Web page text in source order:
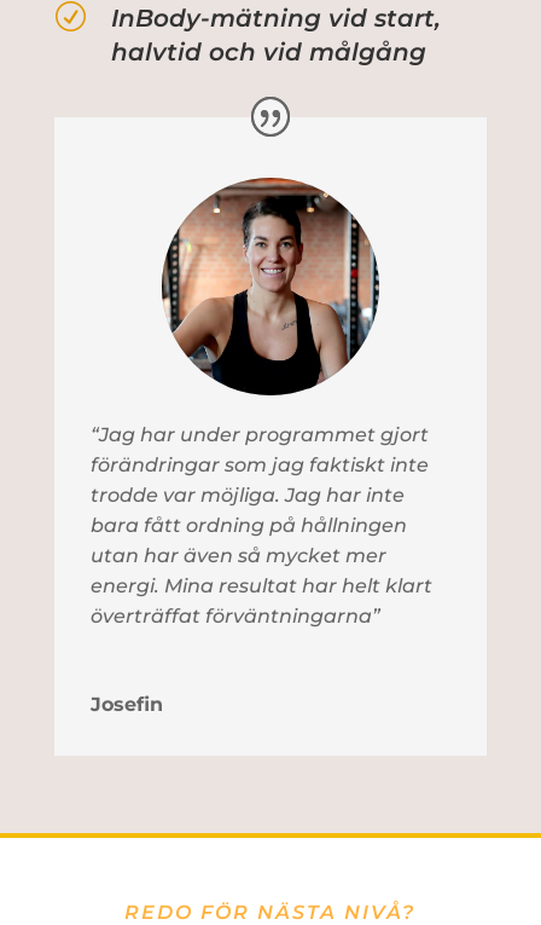
R
InBody-mätning vid start,
halvtid och vid målgång
“Jag har under programmet gjort
förändringar som jag faktiskt inte
trodde var möjliga. Jag har inte
bara fått ordning på hållningen
utan har även så mycket mer
energi. Mina resultat har helt klart
överträffat förväntningarna”
Josefin
REDO FÖR NÄSTA NIVÅ?